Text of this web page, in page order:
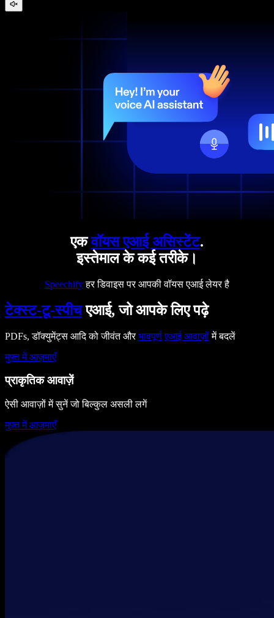
एकवॉयस एआई असिस्टेंट.
इस्तेमाल के कई तरीके।
Speechifyहर डिवाइस पर आपकी वॉयस एआई लेयर है
टेक्स्ट-टू-स्पीचएआई, जो आपके लिए पढ़े
PDFs, डॉक्युमेंट्स आदि को जीवंत औरभावपूर्ण एआई आवाज़ोंमें बदलें
मुफ़्त में आज़माएँ
प्राकृतिक आवाज़ें
ऐसी आवाज़ों में सुनें जो बिल्कुल असली लगें
मुफ़्त में आज़माएँ